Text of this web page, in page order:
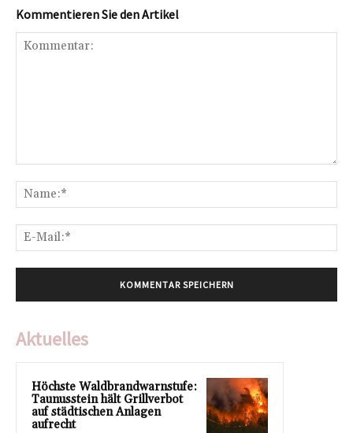
Kommentieren Sie den Artikel
Aktuelles
Höchste Waldbrandwarnstufe:
Taunusstein hält Grillverbot
auf städtischen Anlagen
aufrecht